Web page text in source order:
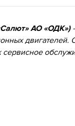
АО «ОДК»)
сервисное